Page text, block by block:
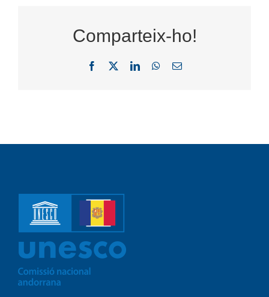
Comparteix-ho!
Facebook LinkedInWhatsApp
Email: